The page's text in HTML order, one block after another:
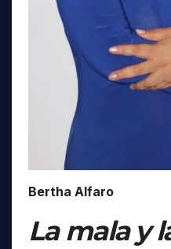
Bertha Alfaro
La mala y